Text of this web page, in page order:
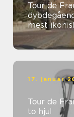
Tour de
mest
17. januar
Tour de
to hjul